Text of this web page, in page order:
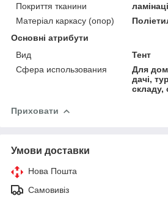
Покриття тканини
Матеріал каркасу (опор)
Основні атрибути
Вид
Тент
Сфера использования
Для
дачі,
складу,
Приховати
Умови доставки
Нова Пошта
Самовивіз